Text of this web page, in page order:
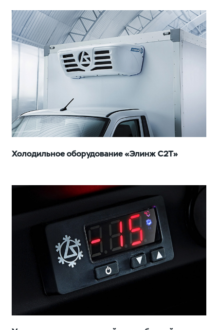
Холодильное оборудование «Элинж С2Т»